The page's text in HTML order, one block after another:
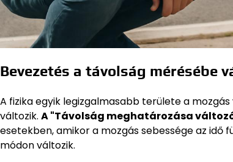
Bevezetés a távolság mérésébe
A fizika egyik legizgalmasabb területe a
változik. A "Távolság meghatározása
esetekben, amikor a mozgás sebessége az idő
módon változik.